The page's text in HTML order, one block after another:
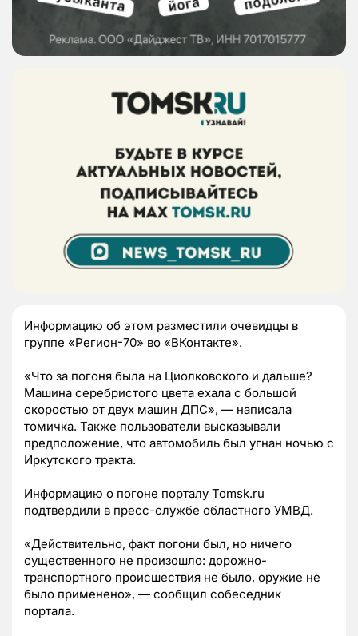
Информацию об этом разместили очевидцы в
группе «Регион-70» во «ВКонтакте».
«Что за погоня была на Циолковского и дальше?
Машина серебристого цвета ехала с большой
скоростью от двух машин ДПС», — написала
томичка. Также пользователи высказывали
предположение, что автомобиль был угнан ночью с
Иркутского тракта.
Информацию о погоне порталу Tomsk.ru
подтвердили в пресс-службе областного УМВД.
«Действительно, факт погони был, но ничего
существенного не произошло: дорожно-
транспортного происшествия не было, оружие не
было применено», — сообщил собеседник
портала.